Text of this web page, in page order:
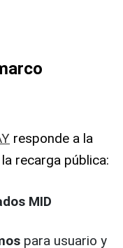
responde a la
recarga pública:
MID
para usuario y